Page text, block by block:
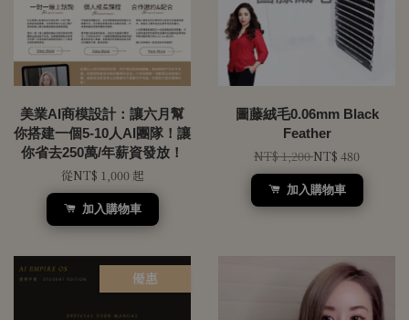
美業AI商模設計：讓六月幫
你搭建一個5-10人AI團隊！讓
你省去250萬/年薪資發放！
從NT$ 1,000 起
加入購物車
圖藤絨毛0.06mm Black
Feather
NT$ 1,200NT$ 480
加入購物車
優惠